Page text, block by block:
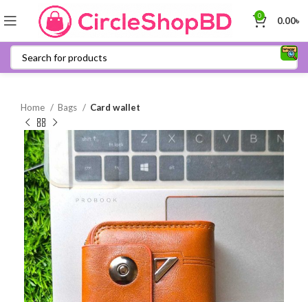
0 0.00৳
Home Bags Card wallet